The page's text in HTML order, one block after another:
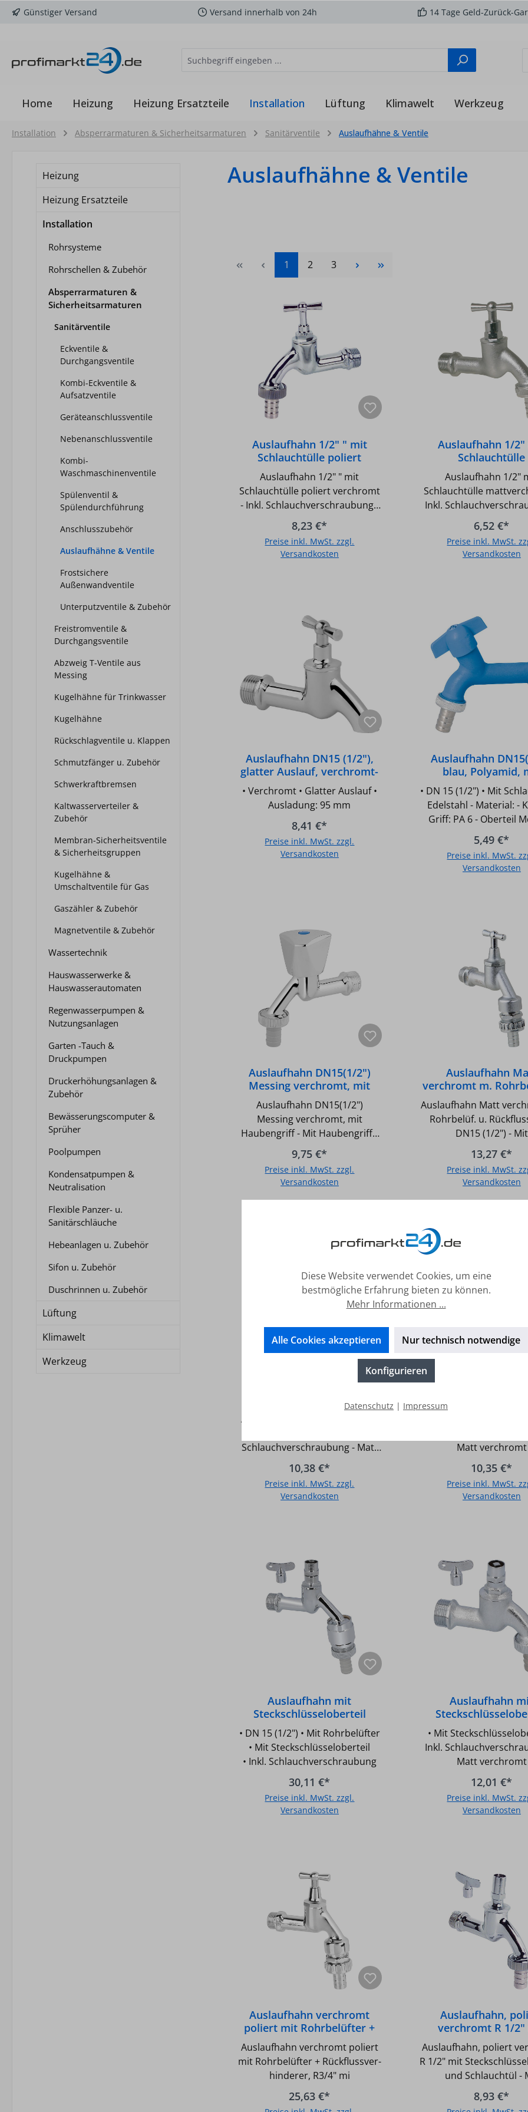
Hauptinhalt springen
Zur Suche springen
Zur Hauptnavigation springen
Günstiger Versand Versand innerhalb von 24h 14 Tage Geld-Zurück-
Home Heizung Heizung Ersatzteile Installation Lüftung Klimawelt Werkzeug
Installation Absperrarmaturen & Sicherheitsarmaturen Sanitärventile Auslaufhähne & Ventile
Heizung
Heizung Ersatzteile
Installation
Rohrsysteme
Rohrschellen & Zubehör
Absperrarmaturen &
Sicherheitsarmaturen
Sanitärventile
Eckventile &
Durchgangsventile
Kombi-Eckventile &
Aufsatzventile
Geräteanschlussventile
Nebenanschlussventile
Kombi-
Waschmaschinenventile
Spülenventil &
Spülendurchführung
Anschlusszubehör
Auslaufhähne & Ventile
Frostsichere
Außenwandventile
Unterputzventile & Zubehör
Freistromventile &
Durchgangsventile
Abzweig T-Ventile aus
Messing
Kugelhähne für Trinkwasser
Kugelhähne
Rückschlagventile u. Klappen
Schmutzfänger u. Zubehör
Schwerkraftbremsen
Kaltwasserverteiler &
Zubehör
Membran-Sicherheitsventile
& Sicherheitsgruppen
Kugelhähne &
Umschaltventile für Gas
Gaszähler & Zubehör
Magnetventile & Zubehör
Wassertechnik
Hauswasserwerke &
Hauswasserautomaten
Regenwasserpumpen &
Nutzungsanlagen
Garten -Tauch &
Druckpumpen
Druckerhöhungsanlagen &
Zubehör
Bewässerungscomputer &
Sprüher
Poolpumpen
Kondensatpumpen &
Neutralisation
Flexible Panzer- u.
Sanitärschläuche
Hebeanlagen u. Zubehör
Sifon u. Zubehör
Duschrinnen u. Zubehör
Lüftung
Klimawelt
Werkzeug
Auslaufhähne & Ventile
Seite
1 Seite
2 Seite
3
Auslaufhahn 1/2" " mit
Schlauchtülle poliert
verchromt
Auslaufhahn 1/2" " mit
Schlauchtülle poliert verchromt
- Inkl. Schlauchverschraubung -
Poliert verchromt - Ausladung:
80 mm, - Inkl. Schlauchtülle
8,23 €*
Preise inkl. MwSt. zzgl.
Versandkosten
Auslaufhahn 1/
Schlauchtülle
mattverchromt
Auslaufhahn 1/2"
Schlauchtülle
Inkl.
Matt verchromt -
mm, - Inkl.
6,52 €*
Preise inkl. MwSt.
Versandkosten
Auslaufhahn DN15 (1/2"),
glatter Auslauf, verchromt-
poliert
• Verchromt • Glatter Auslauf •
Ausladung: 95 mm
8,41 €*
Preise inkl. MwSt. zzgl.
Versandkosten
Auslaufhahn
blau, Polyamid,
Messingoberteil
• DN 15 (1/2") • Mit
Edelstahl - Material: -
Griff: PA 6 - Oberteil
5,49 €*
Preise inkl. MwSt.
Versandkosten
Auslaufhahn DN15(1/2")
Messing verchromt, mit
Haubengriff
Auslaufhahn DN15(1/2")
Messing verchromt, mit
Haubengriff - Mit Haubengriff -
Inkl. Schlauchverschraubung -
Ausladung: 80 mm - Messing
verchromt
9,75 €*
Preise inkl. MwSt. zzgl.
Versandkosten
Auslaufhahn
verchromt m.
Rückflussverh. DN15
Auslaufhahn Matt
Rohrbelüf. u. Rückflussverh.
DN15 (1/2") - Mit
Rückflussverhinderer
Rohrbelüfter - Mit
Prüfzeichen PA-IX
Ausladung : 105 mm
13,27 €*
Preise inkl. MwSt.
Versandkosten
Auslaufhahn matt verchromt R
Schlauchverschraubung - Matt
verchromt - Ausladung: 85 mm
10,38 €*
Preise inkl. MwSt. zzgl.
Versandkosten
• Mit
Inkl.
Matt verchromt
10,35 €*
Preise inkl. MwSt.
Versandkosten
Auslaufhahn mit
Steckschlüsseloberteil
DN15(1/2") MS-verchromt
und Rohrbelüfter
• DN 15 (1/2") • Mit Rohrbelüfter
• Mit Steckschlüsseloberteil
• Inkl. Schlauchverschraubung
30,11 €*
Preise inkl. MwSt. zzgl.
Versandkosten
Auslaufhahn
DN20(3/4") MS-
• Mit
Inkl.
Matt verchromt
12,01 €*
Preise inkl. MwSt.
Versandkosten
Auslaufhahn verchromt
poliert mit Rohrbelüfter +
Rückflussver-
hinderer,R3/4" mi
Auslaufhahn verchromt poliert
mit Rohrbelüfter + Rückflussver-
hinderer, R3/4" mi
25,63 €*
Auslaufhahn,
verchromt R 1/
Schlauchtül
Auslaufhahn, poliert
R 1/2" mit
und Schlauchtül -
Steckschlüsseloberteil
8,93 €*
Diese Website verwendet Cookies, um eine
bestmögliche Erfahrung bieten zu können.
Mehr Informationen ...
Alle Cookies akzeptieren Nur technisch notwendige
Konfigurieren
Datenschutz | Impressum